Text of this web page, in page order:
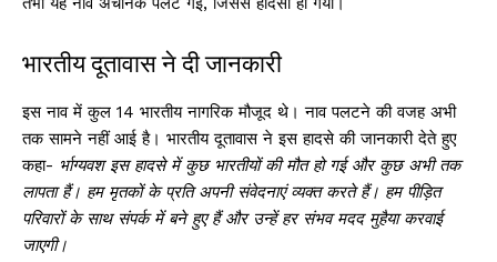
भारतीय दूतावास ने दी जानकारी
इस नाव में कुल 14 भारतीय नागरिक मौजूद थे। नाव पलटने की वजह अभी
तक सामने नहीं आई है। भारतीय दूतावास ने इस हादसे की जानकारी देते हुए
कहा- र्भाग्यवश इस हादसे में कुछ भारतीयों की मौत हो गई और कुछ अभी तक
लापता हैं। हम मृतकों के प्रति अपनी संवेदनाएं व्यक्त करते हैं। हम पीड़ित
परिवारों के साथ संपर्क में बने हुए हैं और उन्हें हर संभव मदद मुहैया करवाई
जाएगी।